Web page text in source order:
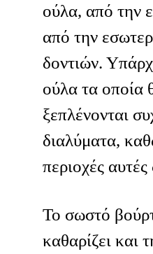
ούλα, από την
από την
δοντιών.
ούλα τα οποία
ξεπλένονται
διαλύματα,
περιοχές
Το σωστό
καθαρίζει και